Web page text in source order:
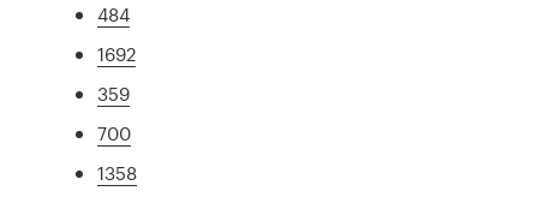
484
1692
359
700
1358